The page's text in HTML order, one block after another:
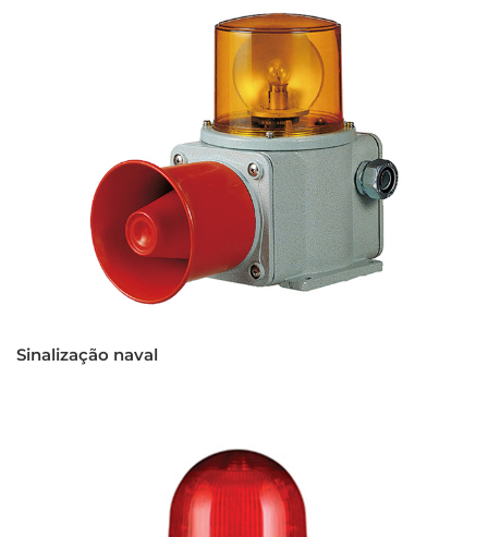
Sinalização naval